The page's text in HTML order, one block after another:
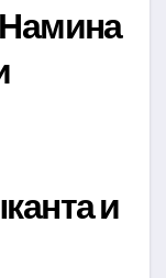
и